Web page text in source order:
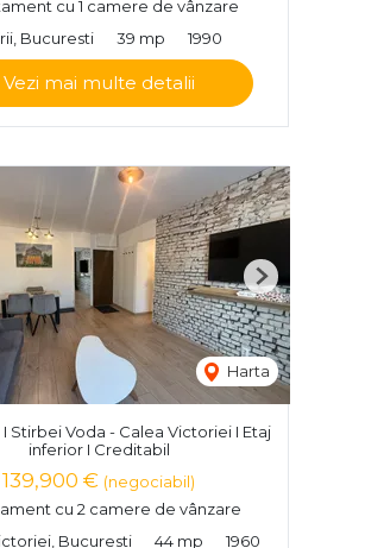
cu 1 camere de vânzare
Bucuresti
39 mp 1990
Vezi mai multe detalii
Harta
Next
Stirbei Voda - Calea Victoriei I Etaj
inferior I Creditabil
139,900 € (negociabil)
cu 2 camere de vânzare
Bucuresti
44 mp 1960